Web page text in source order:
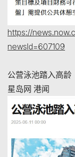
https://
newsId=607109
公营泳池踏入高龄
星岛网 港闻